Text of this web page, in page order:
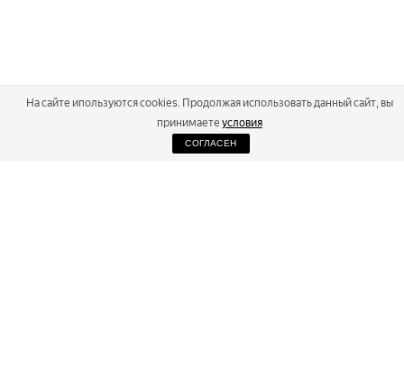
На сайте ипользуются cookies. Продолжая использовать данный сайт, вы
принимаете условия
СОГЛАСЕН